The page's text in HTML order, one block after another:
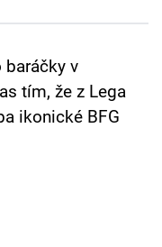
baráčky v
tím, že z Lega
ikonické BFG